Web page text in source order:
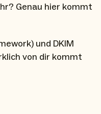
Genau hier kommt
und DKIM
von dir kommt